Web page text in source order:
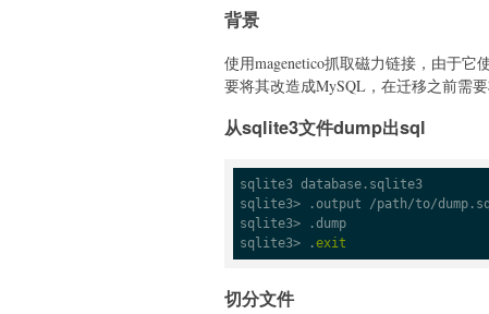
背景
使用magenetico抓取磁力链接，由于
要将其改造成MySQL，在迁移之前需
从sqlite3文件dump出sql
sqlite3 database.sqlite3
sqlite3> .output /path/to/
sqlite3> .dump
sqlite3> .exit
切分文件